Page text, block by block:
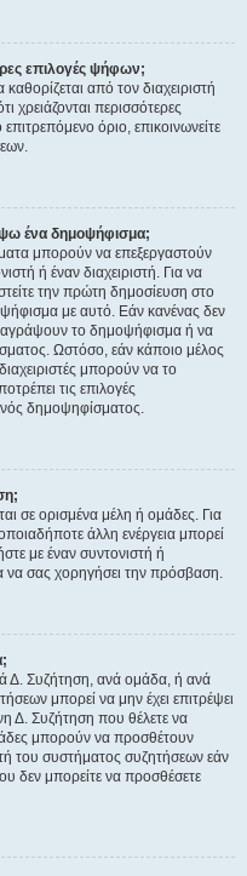
επιλογές ψήφων;
από τον διαχειριστή
χρειάζονται περισσότερες
όριο, επικοινωνείτε
ένα δημοψήφισμα;
μπορούν να επεξεργαστούν
ή έναν διαχειριστή. Για να
την πρώτη δημοσίευση στο
με αυτό. Εάν κανένας δεν
το δημοψήφισμα ή να
Ωστόσο, εάν κάποιο μέλος
μπορούν να το
τις επιλογές
δημοψηφίσματος.
σε ορισμένα μέλη ή ομάδες. Για
άλλη ενέργεια μπορεί
με έναν συντονιστή ή
να σας χορηγήσει την πρόσβαση.
Δ. Συζήτηση, ανά ομάδα, ή ανά
μπορεί να μην έχει επιτρέψει
Δ. Συζήτηση που θέλετε να
μπορούν να προσθέτουν
του συστήματος συζητήσεων εάν
δεν μπορείτε να προσθέσετε